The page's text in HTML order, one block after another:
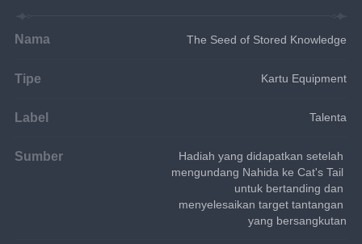
Nama The Seed of Stored Knowledge
Tipe Kartu Equipment
Label Talenta
Sumber
Hadiah yang didapatkan setelah
mengundang Nahida ke Cat's Tail
untuk bertanding dan
menyelesaikan target tantangan
yang bersangkutan